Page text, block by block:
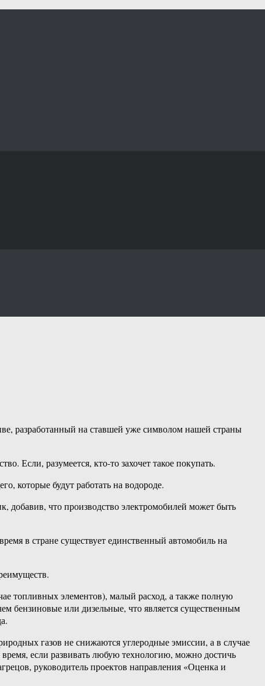
разработанный на ставшей уже символом нашей страны
Если, разумеется, кто-то захочет такое покупать.
которые будут работать на водороде.
добавив, что производство электромобилей может быть
в стране существует единственный автомобиль на
топливных элементов), малый расход, а также полную
бензиновые или дизельные, что является существенным
газов не снижаются углеродные эмиссии, а в случае
если развивать любую технологию, можно достичь
руководитель проектов направления «Оценка и